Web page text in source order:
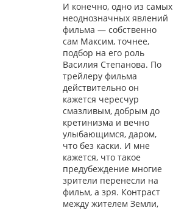
И конечно, одно из самых
неоднозначных явлений
фильма — собственно
сам Максим, точнее,
подбор на его роль
Василия Степанова. По
трейлеру фильма
действительно он
кажется чересчур
смазливым, добрым до
кретинизма и вечно
улыбающимся, даром,
что без каски. И мне
кажется, что такое
предубеждение многие
зрители перенесли на
фильм, а зря. Контраст
между жителем Земли,